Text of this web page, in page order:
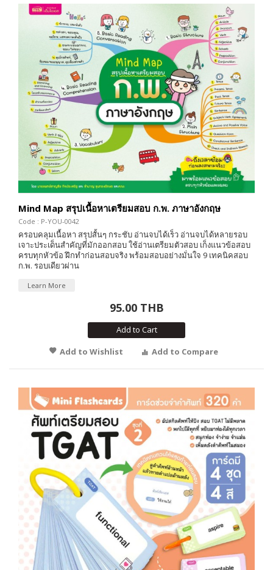
Mind Map สรุปเนื้อหาเตรียมสอบ ก.พ. ภาษาอังกฤษ
Code : P-YOU-0042
ครอบคลุมเนื้อหา สรุปสั้นๆ กระชับ อ่านจบได้เร็ว อ่านจบได้หลายรอบ
เจาะประเด็นสำคัญที่มักออกสอบ ใช้อ่านเตรียมตัวสอบ เก็งแนวข้อสอบ
ครบทุกหัวข้อ ฝึกทำก่อนสอบจริง พร้อมสอบอย่างมั่นใจ 9 เทคนิคสอบ
ก.พ. รอบเดียวผ่าน
Learn More
95.00 THB
Add to Cart
Add to Wishlist
Add to Compare